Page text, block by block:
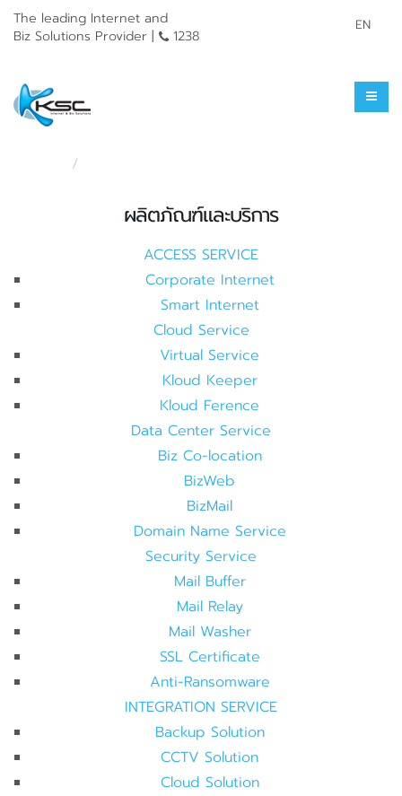
The leading Internet and
Biz Solutions Provider |
1238
EN
แผนผังเว็บไซต์
ผลิตภัณฑ์และบริการ
ACCESS SERVICE
Corporate Internet
Smart Internet
Cloud Service
Virtual Service
Kloud Keeper
Kloud Ference
Data Center Service
Biz Co-location
BizWeb
BizMail
Domain Name Service
Security Service
Mail Buffer
Mail Relay
Mail Washer
SSL Certificate
Anti-Ransomware
INTEGRATION SERVICE
Backup Solution
CCTV Solution
Cloud Solution